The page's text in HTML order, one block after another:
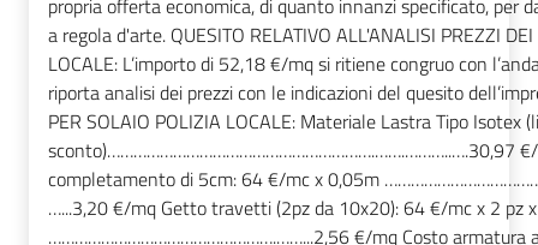
propria offerta economica, di quanto innanzi specificato, per
a regola d'arte. QUESITO RELATIVO ALL'ANALISI PREZZI
LOCALE: L’importo di 52,18 €/mq si ritiene congruo con
riporta analisi dei prezzi con le indicazioni del quesito
PER SOLAIO POLIZIA LOCALE: Materiale Lastra Tipo Isotex
sconto)…………………………………………………….…….………..….30,97 €/
completamento di 5cm: 64 €/mc x 0,05m
…...3,20 €/mq Getto travetti (2pz da 10x20): 64 €/mc x 2 pz
…………………………………………….……...2,56 €/mq Costo armatura al